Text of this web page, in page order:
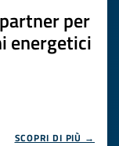
per
energetici
SCOPRI DI PIÙ →